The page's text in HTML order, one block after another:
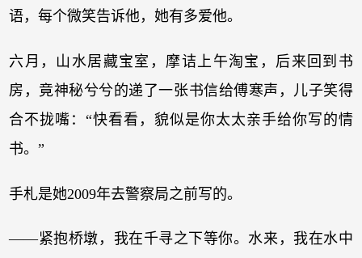
语，每个微笑告诉他，她有多爱他。
六月，山水居藏宝室，摩诘上午淘宝，后来回到书
房，竟神秘兮兮的递了一张书信给傅寒声，儿子笑得
合不拢嘴：“快看看，貌似是你太太亲手给你写的情
书。”
手札是她2009年去警察局之前写的。
——紧抱桥墩，我在千寻之下等你。水来，我在水中